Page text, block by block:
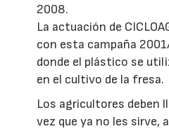
2008.
La actuación de
con esta campaña
donde el plástico se
en el cultivo de la fresa.
Los agricultores deben
vez que ya no les sirve,